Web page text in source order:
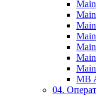
MB
04.